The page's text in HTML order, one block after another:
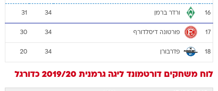
16 ורדר ברמן 34
31
17 פורטונה דיסלדורף 34
30
18 פדרבורן 34
20
לוח משחקים דורטמונד ליגה גרמנית 2019/20 כדורגל